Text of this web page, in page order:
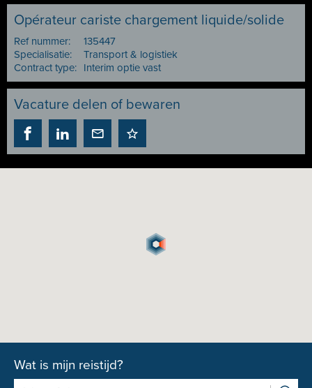
Opérateur cariste chargement liquide/solide
Ref nummer:
135447
Specialisatie:
Transport & logistiek
Contract type:
Interim optie vast
Vacature delen of bewaren
Wat is mijn reistijd?